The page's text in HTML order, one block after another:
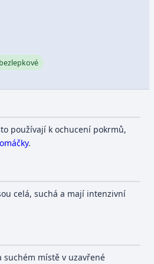
používají k ochucení pokrmů,
omáčky.
celá, suchá a mají intenzivní
místě v uzavřené